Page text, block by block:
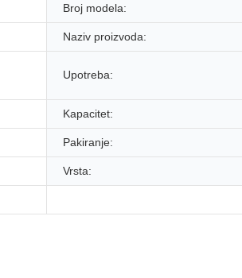
Broj modela:
Naziv proizvoda:
Upotreba:
Kapacitet:
Pakiranje:
Vrsta: